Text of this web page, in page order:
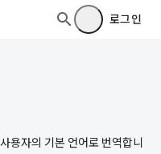
로그인
용자의 기본 언어로 번역합니